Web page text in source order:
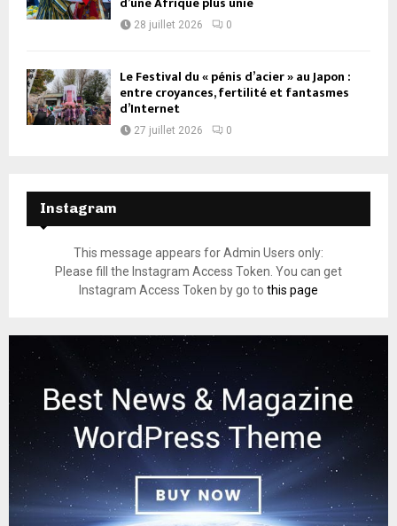
28 juillet 2026 0
Le Festival du « pénis d’acier » au Japon :
entre croyances, fertilité et fantasmes
d’Internet
27 juillet 2026 0
Instagram
This message appears for Admin Users only:
Please fill the Instagram Access Token. You can get
Instagram Access Token by go to this page